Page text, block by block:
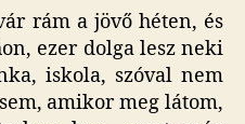
rám a jövő héten, és
ezer dolga lesz neki
iskola, szóval nem
amikor meg látom,